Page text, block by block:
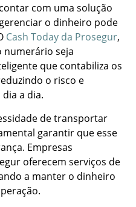
com uma solução
o dinheiro pode
Cash Today da Prosegur,
numerário seja
que contabiliza os
o risco e
a dia.
de transportar
garantir que esse
Empresas
oferecem serviços de
a manter o dinheiro